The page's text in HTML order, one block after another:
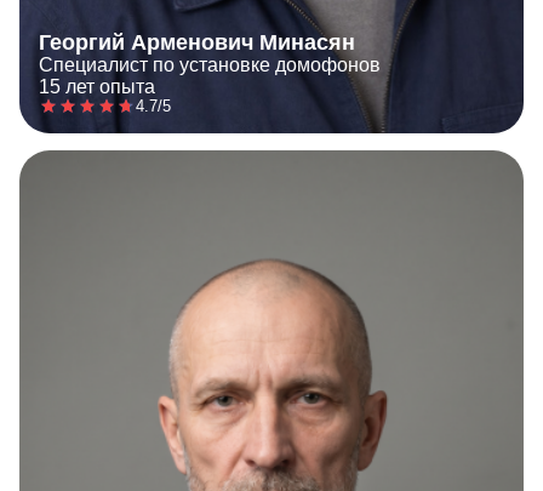
Георгий Арменович Минасян
Специалист по установке домофонов
15 лет опыта
4.7/5